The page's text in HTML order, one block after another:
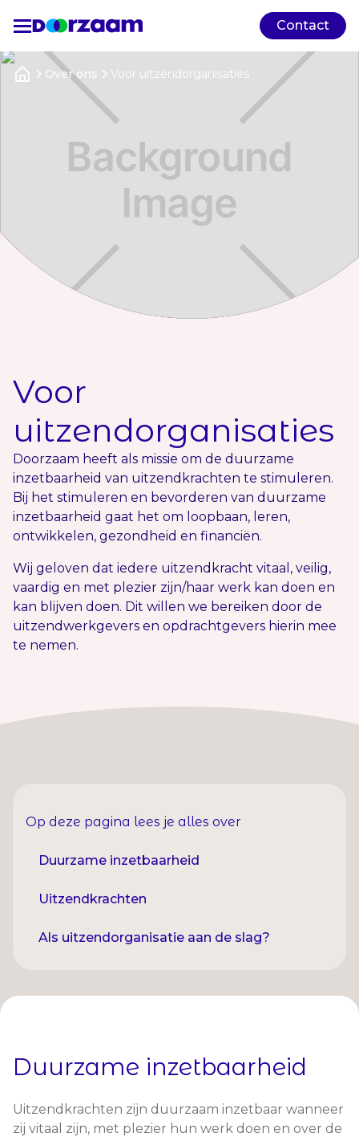
Contact
Over ons Voor uitzendorganisaties
Voor
uitzendorganisaties
Doorzaam heeft als missie om de duurzame
inzetbaarheid van uitzendkrachten te stimuleren.
Bij het stimuleren en bevorderen van duurzame
inzetbaarheid gaat het om loopbaan, leren,
ontwikkelen, gezondheid en financiën.
Wij geloven dat iedere uitzendkracht vitaal, veilig,
vaardig en met plezier zijn/haar werk kan doen en
kan blijven doen. Dit willen we bereiken door de
uitzendwerkgevers en opdrachtgevers hierin mee
te nemen.
Op deze pagina lees je alles over
Duurzame inzetbaarheid
Uitzendkrachten
Als uitzendorganisatie aan de slag?
Duurzame inzetbaarheid
Uitzendkrachten zijn duurzaam inzetbaar wanneer
zij vitaal zijn, met plezier hun werk doen en over de